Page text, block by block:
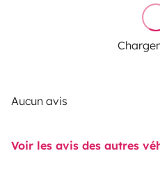
Aucun avis
Voir les avis des autres